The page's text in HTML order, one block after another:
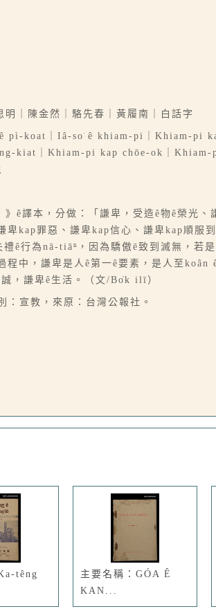
｜陳金然｜駱先春｜黃履南｜白話字
koat｜Iâ-so͘ ê khiam-pi｜Khiam-pi
kiat｜Khiam-pi kap chōe-ok｜
譯本，分做：「謙卑，受造ê物ê榮光、
kap罪惡、謙卑kap信心、謙卑kap順服
ê行為nā-tiāⁿ，因為驕傲ē致到滅無，若
中，謙卑是人ê第一ê要素，是人至
，謙卑ê生活。（文/Bo̍k ilī）
宣教，來原：台灣公報社。
têng
主要名稱：GÓA Ê
KAN...